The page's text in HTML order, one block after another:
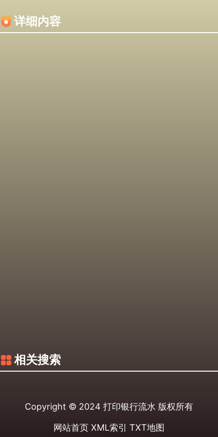
详细内容
相关搜索
Copyright © 2024 打印银行流水 版权所有
网站首页 XML索引 TXT地图